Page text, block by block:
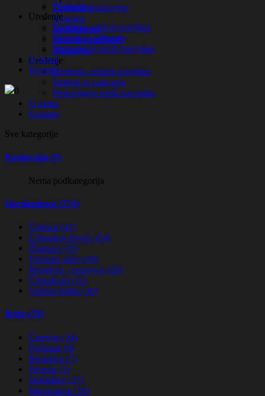
Pčelarstvo
Uređenje
Uređenje zelenih površina
Sistemi za zalivanje
Postavljanje tepih travnjaka
O nama
Kontakt
0
Upotreba paulovnije
Biomasa
Međukultura
Ekološki prečišćač
Pčelarstvo
Uređenje
Uređenje zelenih površina
Sistemi za zalivanje
Postavljanje tepih travnjaka
O nama
Kontakt
Sve kategorije
Paulovnija (5)
Nema podkategorija
Hortikultura (274)
Četinari (47)
Listpadno drveće (54)
Žbunovi (76)
Ukrasne trave (29)
Penjačice - puzavice (26)
Čuvarkuće (12)
Vodene biljke (30)
Ruže (79)
Čajevke (24)
Polijante (9)
Penjačice (7)
Polegle (2)
Stablašice (27)
Minijaturne (10)